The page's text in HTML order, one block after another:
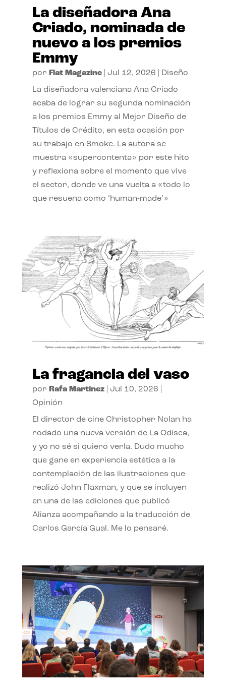
La diseñadora Ana
Criado, nominada de
nuevo a los premios
Emmy
por Flat Magazine| Jul 12, 2026 Diseño
La diseñadora valenciana Ana Criado
acaba de lograr su segunda nominación
a los premios Emmy al Mejor Diseño de
Títulos de Crédito, en esta ocasión por
su trabajo en Smoke. La autora se
muestra «supercontenta» por este hito
y reflexiona sobre el momento que vive
el sector, donde ve una vuelta a «todo lo
que resuena como ‘human-made’»
La fragancia del vaso
por Rafa Martínez| Jul 10, 2026
Opinión
El director de cine Christopher Nolan ha
rodado una nueva versión de La Odisea,
y yo no sé si quiero verla. Dudo mucho
que gane en experiencia estética a la
contemplación de las ilustraciones que
realizó John Flaxman, y que se incluyen
en una de las ediciones que publicó
Alianza acompañando a la traducción de
Carlos García Gual. Me lo pensaré.